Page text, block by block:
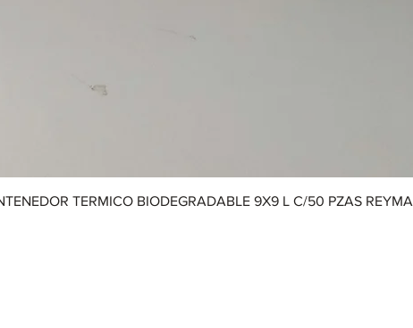
TERMICO BIODEGRADABLE 9X9 L C/50 PZAS REYMA